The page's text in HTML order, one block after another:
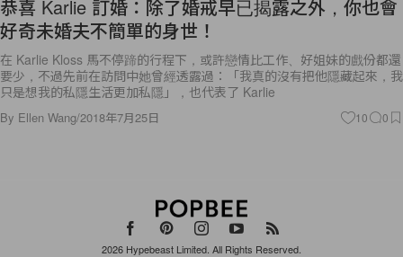
恭喜 Karlie 訂婚：除了婚戒早已揭露之外，你也會
好奇未婚夫不簡單的身世！
在 Karlie Kloss 馬不停蹄的行程下，或許戀情比工作、好姐妹的戲份都還
要少，不過先前在訪問中她曾經透露過：「我真的沒有把他隱藏起來，我
只是想我的私隱生活更加私隱」，也代表了 Karlie
By Ellen Wang/2018年7月25日 10 0
2026 Hypebeast Limited . All Rights Reserved.